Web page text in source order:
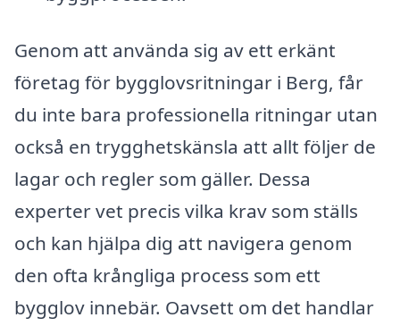
Genom att använda sig av ett erkänt
företag för bygglovsritningar i Berg, får
du inte bara professionella ritningar utan
också en trygghetskänsla att allt följer de
lagar och regler som gäller. Dessa
experter vet precis vilka krav som ställs
och kan hjälpa dig att navigera genom
den ofta krångliga process som ett
bygglov innebär. Oavsett om det handlar